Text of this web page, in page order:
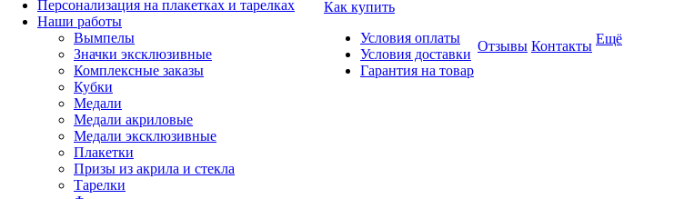
Персонализация на плакетках и тарелках
Наши работы
Вымпелы
Значки эксклюзивные
Комплексные заказы
Кубки
Медали
Медали акриловые
Медали эксклюзивные
Плакетки
Призы из акрила и стекла
Тарелки
Как купить
Условия оплаты
Условия доставки
Гарантия на товар
Отзывы Контакты Ещё